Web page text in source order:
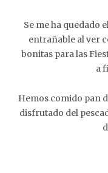
Se me ha quedado
entrañable al ver
bonitas para las
a
Hemos comido pan
disfrutado del